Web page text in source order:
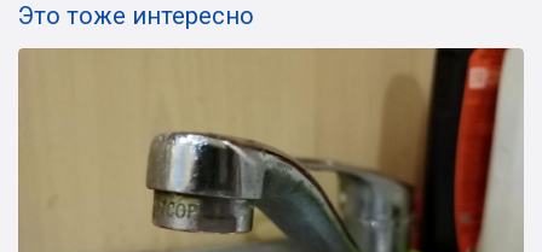
Это тоже интересно